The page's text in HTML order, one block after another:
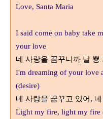
Love, Santa Maria
I said come on baby take
your love
네 사랑을 꿈꾸니까 날 뿅
I'm dreaming of your love
(desire)
네 사랑을 꿈꾸고 있어,
Light my fire, light my fire